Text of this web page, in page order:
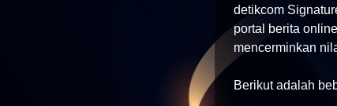
detikcom
portal berita
mencerminkan
Berikut adalah